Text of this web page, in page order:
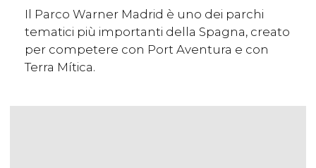
Il Parco Warner Madrid è uno dei parchi
tematici più importanti della Spagna, creato
per competere con Port Aventura e con
Terra Mítica.